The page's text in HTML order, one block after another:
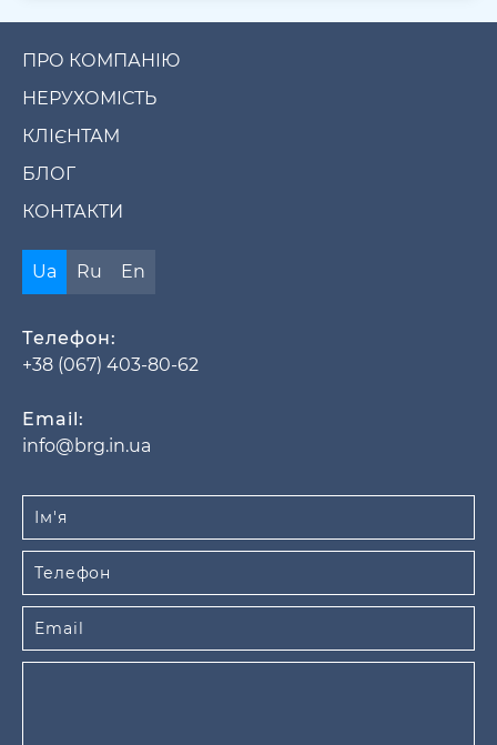
ПРО КОМПАНІЮ
НЕРУХОМІСТЬ
КЛІЄНТАМ
БЛОГ
КОНТАКТИ
Ua Ru En
Телефон:
+38 (067) 403-80-62
Email:
info@brg.in.ua